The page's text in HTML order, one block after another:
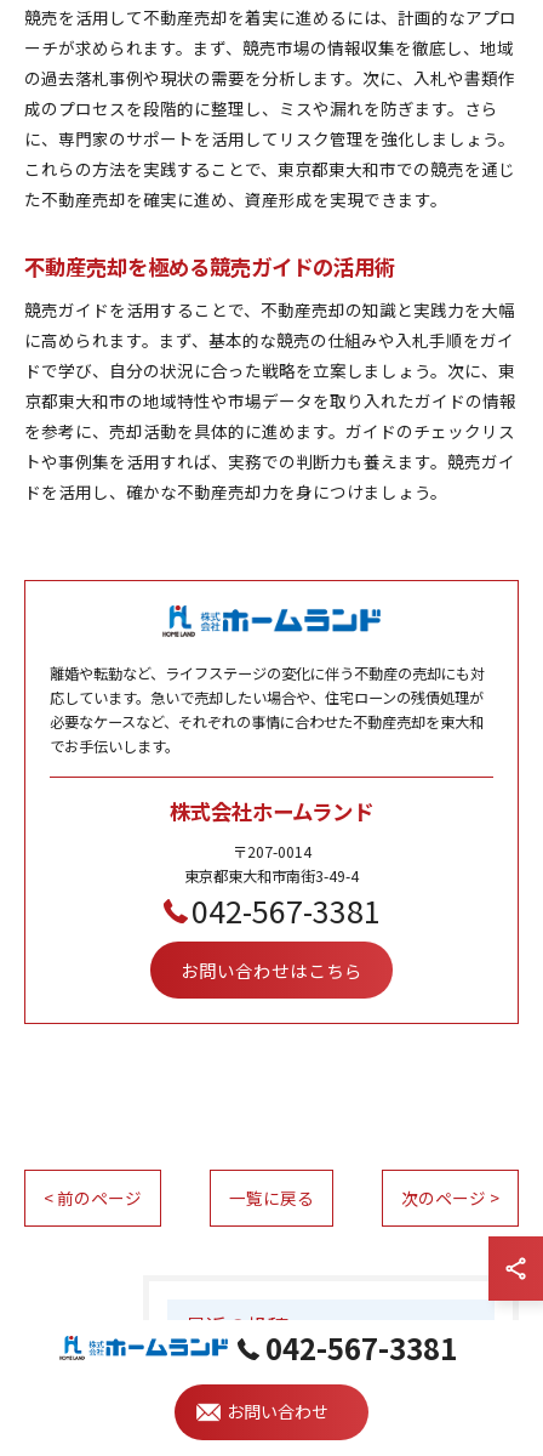
競売を活用して不動産売却を着実に進めるには、計画的なアプロ
ーチが求められます。まず、競売市場の情報収集を徹底し、地域
の過去落札事例や現状の需要を分析します。次に、入札や書類作
成のプロセスを段階的に整理し、ミスや漏れを防ぎます。さら
に、専門家のサポートを活用してリスク管理を強化しましょう。
これらの方法を実践することで、東京都東大和市での競売を通じ
た不動産売却を確実に進め、資産形成を実現できます。
不動産売却を極める競売ガイドの活用術
競売ガイドを活用することで、不動産売却の知識と実践力を大幅
に高められます。まず、基本的な競売の仕組みや入札手順をガイ
ドで学び、自分の状況に合った戦略を立案しましょう。次に、東
京都東大和市の地域特性や市場データを取り入れたガイドの情報
を参考に、売却活動を具体的に進めます。ガイドのチェックリス
トや事例集を活用すれば、実務での判断力も養えます。競売ガイ
ドを活用し、確かな不動産売却力を身につけましょう。
離婚や転勤など、ライフステージの変化に伴う不動産の売却にも対
応しています。急いで売却したい場合や、住宅ローンの残債処理が
必要なケースなど、それぞれの事情に合わせた不動産売却を東大和
でお手伝いします。
株式会社ホームランド
〒207-0014
東京都東大和市南街3-49-4
042-567-3381
お問い合わせはこちら
< 前のページ 一覧に戻る 次のページ >
最近の投稿
2026/08/07
042-567-3381
お問い合わせ